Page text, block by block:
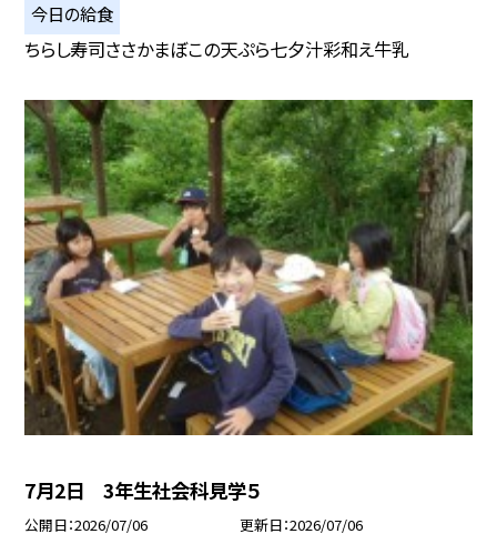
今日の給食
ちらし寿司ささかまぼこの天ぷら七夕汁彩和え牛乳
7月2日 3年生社会科見学５
公開日 2026/07/06 更新日 2026/07/06